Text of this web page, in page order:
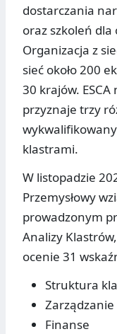
dostarczania
oraz szkoleń
Organizacja z
sieć około 200
30 krajów.
przyznaje trzy
klastrami.
W listopadzie
Przemysłowy
prowadzonym
Analizy
ocenie 31
Struktura
Zarządzanie
Finanse